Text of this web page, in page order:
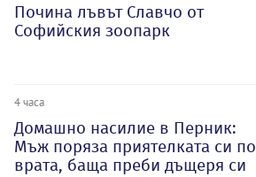
Почина лъвът Славчо от
Софийския зоопарк
4 часа
Домашно насилие в Перник:
Мъж поряза приятелката си по
врата, баща преби дъщеря си